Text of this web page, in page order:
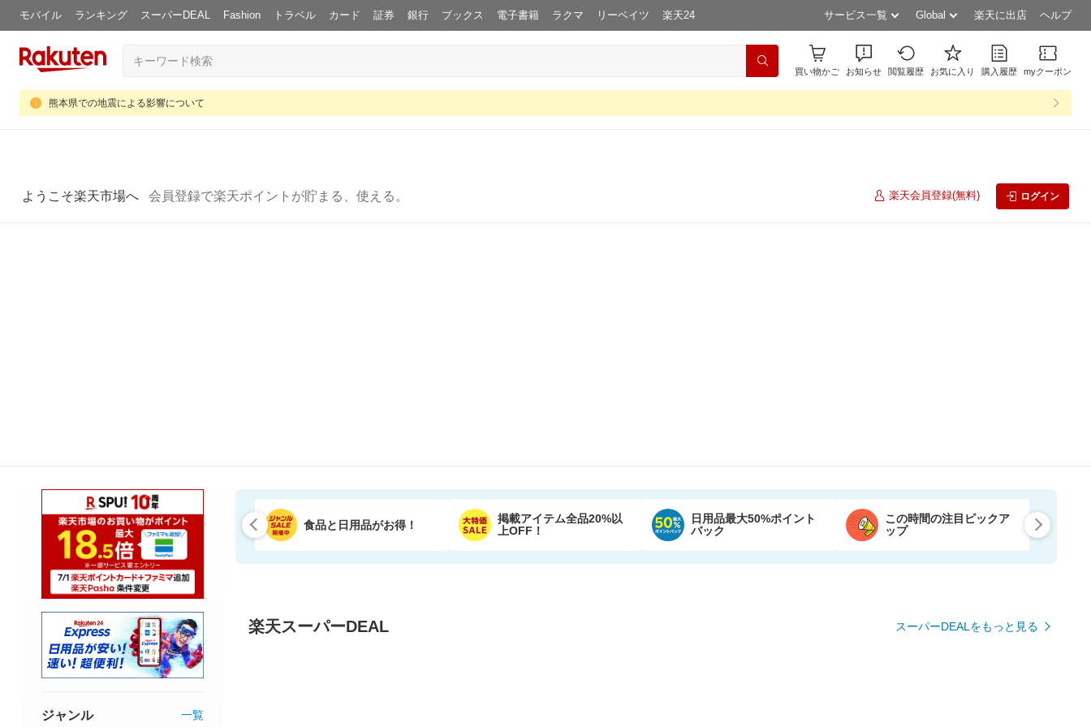
モバイル ランキング スーパーDEAL Fashion トラベル カード 証券 銀行 ブックス 電子書籍 ラクマ リーベイツ 楽天24 サービス一覧 Global 楽天に出店 ヘルプ
買い物かご お知らせ 閲覧履歴 お気に入り 購入履歴 myクーポン
熊本県での地震による影響について
ようこそ楽天市場へ 会員登録で楽天ポイントが貯まる、使える。 楽天会員登録(無料) ログイン
食品と日用品がお得！
掲載アイテム全品20%以
上OFF！
日用品最大50%ポイント
バック
この時間の注目ピックア
ップ
楽天スーパーDEAL スーパーDEALをもっと見る
ジャンル 一覧